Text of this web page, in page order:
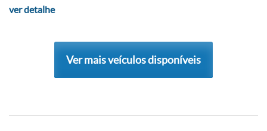
ver detalhe
Ver mais veículos disponíveis